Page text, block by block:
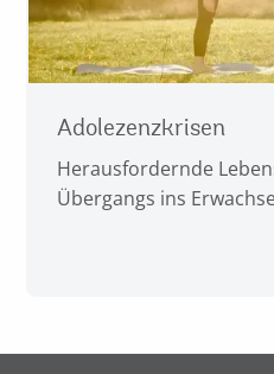
Adolezenzkrisen
Herausfordernde
Übergangs ins